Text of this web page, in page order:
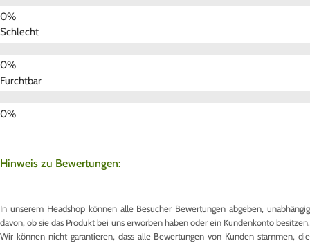
Schlecht
Furchtbar
Hinweis zu Bewertungen:
In unserem Headshop können alle Besucher Bewertungen abgeben, unabhängig
davon, ob sie das Produkt bei uns erworben haben oder ein Kundenkonto besitzen.
Wir können nicht garantieren, dass alle Bewertungen von Kunden stammen, die